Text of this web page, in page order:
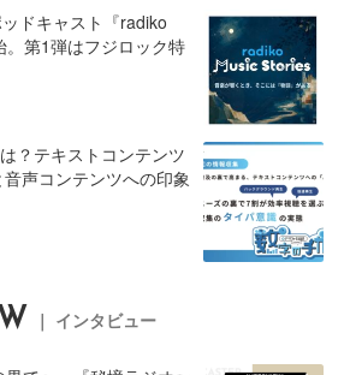
ドキャスト『radiko
第1弾はフジロック特
？テキストコンテンツ
声コンテンツへの印象
｜ インタビュー